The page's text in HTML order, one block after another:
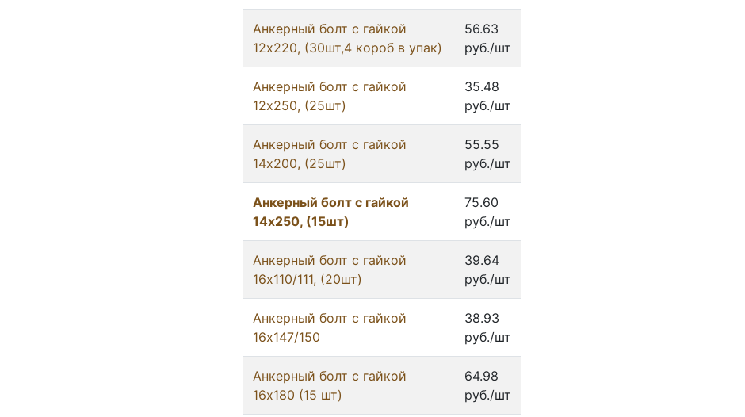
Анкерный болт с гайкой
12x220, (30шт,4 короб в упак)
56.63
руб./шт
Анкерный болт с гайкой
12x250, (25шт)
35.48
руб./шт
Анкерный болт с гайкой
14x200, (25шт)
55.55
руб./шт
Анкерный болт с гайкой
14x250, (15шт)
75.60
руб./шт
Анкерный болт с гайкой
16x110/111, (20шт)
39.64
руб./шт
Анкерный болт с гайкой
16x147/150
38.93
руб./шт
Анкерный болт с гайкой
16x180 (15 шт)
64.98
руб./шт